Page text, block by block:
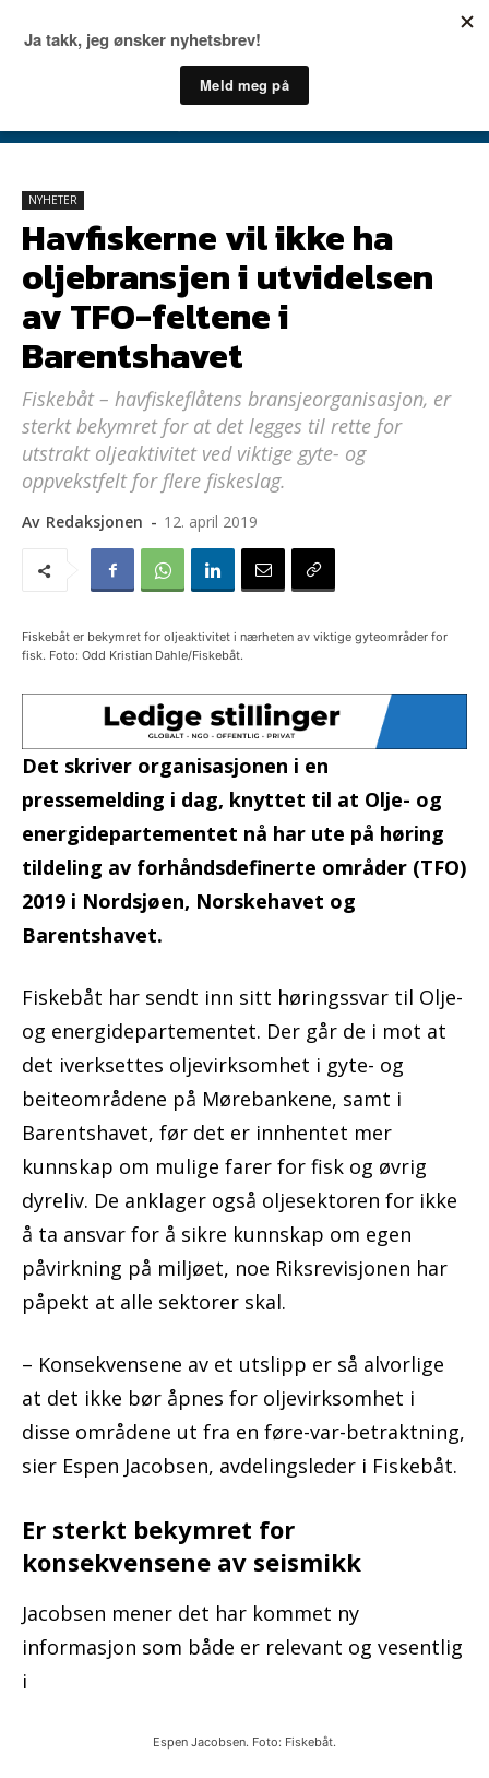
NYHETER
Havfiskerne vil ikke ha
oljebransjen i utvidelsen
av TFO-feltene i
Barentshavet
Fiskebåt – havfiskeflåtens bransjeorganisasjon, er
sterkt bekymret for at det legges til rette for
utstrakt oljeaktivitet ved viktige gyte- og
oppvekstfelt for flere fiskeslag.
Av Redaksjonen - 12. april 2019
Fiskebåt er bekymret for oljeaktivitet i nærheten av viktige gyteområder for
fisk. Foto: Odd Kristian Dahle/Fiskebåt.
Det skriver organisasjonen i en
pressemelding i dag, knyttet til at Olje- og
energidepartementet nå har ute på høring
tildeling av forhåndsdefinerte områder (TFO)
2019 i Nordsjøen, Norskehavet og
Barentshavet.
Fiskebåt har sendt inn sitt høringssvar til Olje-
og energidepartementet. Der går de i mot at
det iverksettes oljevirksomhet i gyte- og
beiteområdene på Mørebankene, samt i
Barentshavet, før det er innhentet mer
kunnskap om mulige farer for fisk og øvrig
dyreliv. De anklager også oljesektoren for ikke
å ta ansvar for å sikre kunnskap om egen
påvirkning på miljøet, noe Riksrevisjonen har
påpekt at alle sektorer skal.
– Konsekvensene av et utslipp er så alvorlige
at det ikke bør åpnes for oljevirksomhet i
disse områdene ut fra en føre-var-betraktning,
sier Espen Jacobsen, avdelingsleder i Fiskebåt.
Er sterkt bekymret for
konsekvensene av seismikk
Jacobsen mener det har kommet ny
informasjon som både er relevant og vesentlig
i
Espen Jacobsen. Foto: Fiskebåt.